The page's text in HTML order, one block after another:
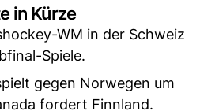
in Kürze
WM in der Schweiz
Spiele.
gegen Norwegen um
fordert Finnland.